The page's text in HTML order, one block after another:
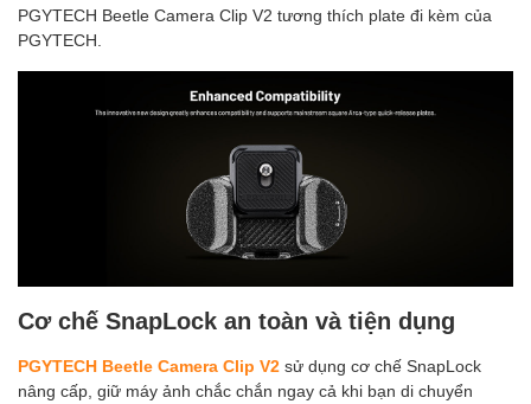
PGYTECH Beetle Camera Clip V2 tương thích plate đi kèm của
PGYTECH.
Cơ chế SnapLock an toàn và tiện dụng
PGYTECH Beetle Camera Clip V2 sử dụng cơ chế SnapLock
nâng cấp, giữ máy ảnh chắc chắn ngay cả khi bạn di chuyển